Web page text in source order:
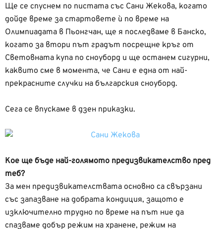
Ще се спуснем по пистата със Сани Жекова, когато
дойде време за стартовете ѝ по време на
Олимпиадата в Пьонгчан, ще я последваме в Банско,
когато за втори път градът посрещне кръг от
Световната купа по сноуборд и ще останем сигурни,
каквито сме в момента, че Сани е една от най-
прекрасните случки на българския сноуборд.
Сега се впускаме в дзен приказки.
Кое ще бъде най-голямото предизвикателство пред
теб?
За мен предизвикателствата основно са свързани
със запазване на добрата кондиция, защото е
изключително трудно по време на път ние да
спазваме добър режим на хранене, режим на